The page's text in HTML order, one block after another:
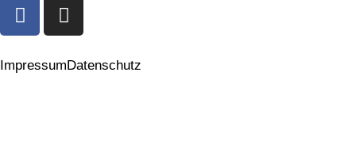
ImpressumDatenschutz